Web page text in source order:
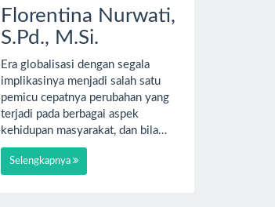
Florentina Nurwati,
S.Pd., M.Si.
Era globalisasi dengan segala
implikasinya menjadi salah satu
pemicu cepatnya perubahan yang
terjadi pada berbagai aspek
kehidupan masyarakat, dan bila…
Selengkapnya